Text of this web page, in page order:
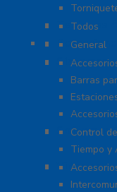
Teclados
Todos
Refacciones
General
Sistemas
Barras
Software
Control
Tiempo y